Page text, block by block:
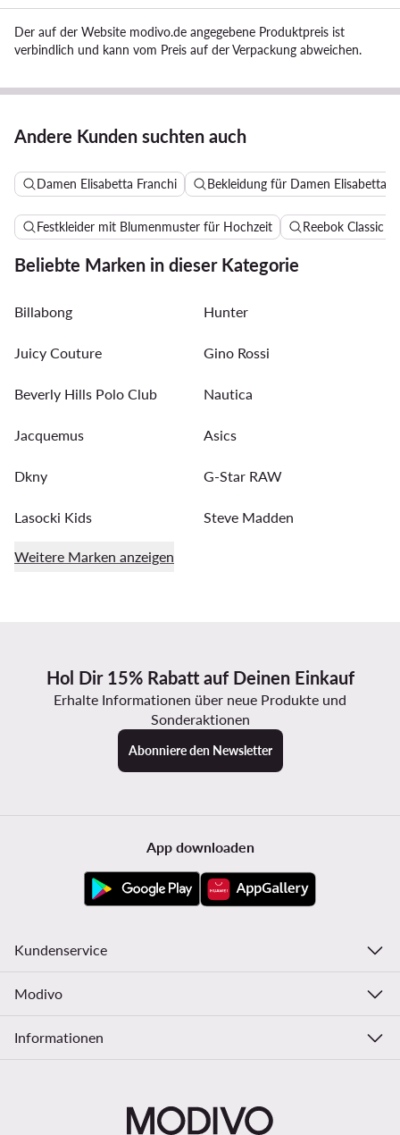
Der auf der Website modivo.de angegebene Produktpreis ist
verbindlich und kann vom Preis auf der Verpackung abweichen.
Andere Kunden suchten auch
Damen Elisabetta Franchi Bekleidung für Damen Elisabetta
Festkleider mit Blumenmuster für Hochzeit Reebok Classic
Beliebte Marken in dieser Kategorie
Billabong Hunter
Juicy Couture Gino Rossi
Beverly Hills Polo Club Nautica
Jacquemus Asics
Dkny G-Star RAW
Lasocki Kids Steve Madden
Weitere Marken anzeigen
Hol Dir 15% Rabatt auf Deinen Einkauf
Erhalte Informationen über neue Produkte und
Sonderaktionen
Abonniere den Newsletter
App downloaden
Kundenservice
Modivo
Informationen